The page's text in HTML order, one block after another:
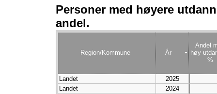
Personer med høyere
andel.
Region/Kommune År
Andel
høy
%
Landet
2025
Landet
2024